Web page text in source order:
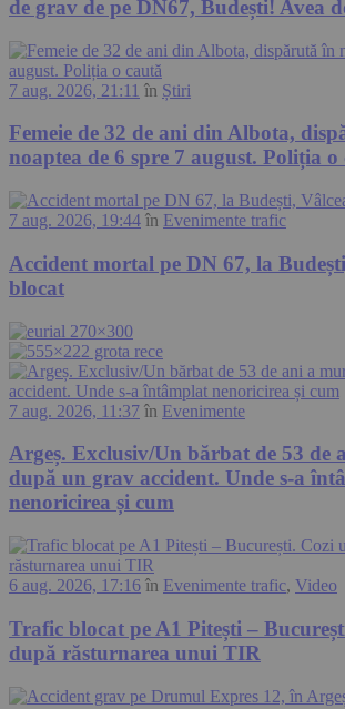
de grav de pe DN67, Budești! Avea
7 aug. 2026, 21:11 în Știri
Femeie de 32 de ani din Albota,
noaptea de 6 spre 7 august. Poliția o
7 aug. 2026, 19:44 în Evenimente trafic
Accident mortal pe DN 67, la
blocat
7 aug. 2026, 11:37 în Evenimente
Argeș. Exclusiv/Un bărbat de 53 de
după un grav accident. Unde s-a
nenoricirea și cum
6 aug. 2026, 17:16 în Evenimente trafic, Video
Trafic blocat pe A1 Pitești –
după răsturnarea unui TIR